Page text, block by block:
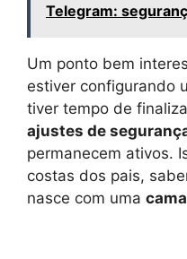
Telegram:
Um ponto bem
estiver configurando
tiver tempo de
ajustes de
permanecem ativos.
costas dos pais,
nasce com uma